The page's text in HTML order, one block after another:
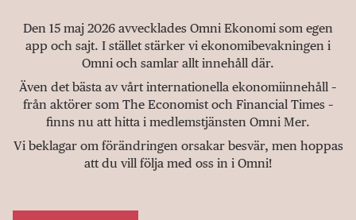
Den 15 maj 2026 avvecklades Omni Ekonomi som egen
app och sajt. I stället stärker vi ekonomibevakningen i
Omni och samlar allt innehåll där.
Även det bästa av vårt internationella ekonomiinnehåll –
från aktörer som The Economist och Financial Times –
finns nu att hitta i medlemstjänsten Omni Mer.
Vi beklagar om förändringen orsakar besvär, men hoppas
att du vill följa med oss in i Omni!